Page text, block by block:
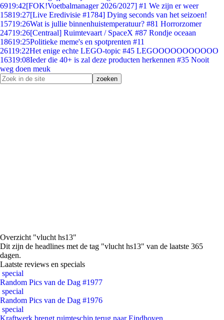
6919:42[FOK!Voetbalmanager 2026/2027] #1 We zijn er weer
15819:27[Live Eredivisie #1784] Dying seconds van het seizoen!
15719:26Wat is jullie binnenhuistemperatuur? #81 Horrorzomer
24719:26[Centraal] Ruimtevaart / SpaceX #87 Rondje oceaan
18619:25Politieke meme's en spotprenten #11
26119:22Het enige echte LEGO-topic #45 LEGOOOOOOOOOOO
16319:08Ieder die 40+ is zal deze producten herkennen #35 Nooit
weg doen meuk
Overzicht "vlucht hs13"
Dit zijn de headlines met de tag "vlucht hs13" van de laatste 365
dagen.
Laatste reviews en specials
special
Random Pics van de Dag #1977
special
Random Pics van de Dag #1976
special
Kraftwerk brengt ruimteschip terug naar Eindhoven